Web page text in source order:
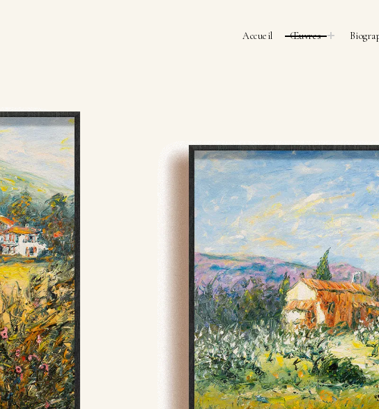
Accueil Œuvres toggle
child